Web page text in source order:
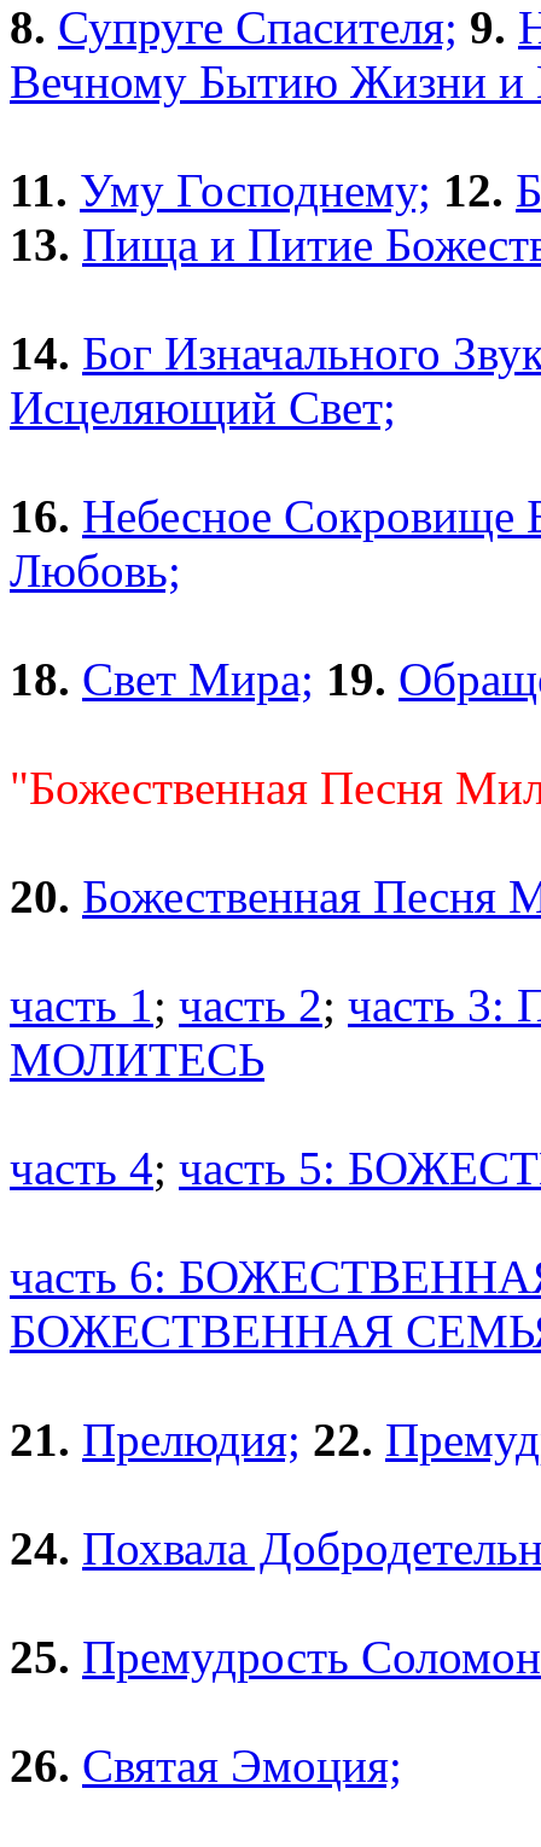
8. Супруге Спасителя; 9.
Вечному Бытию Жизни и
11. Уму Господнему; 12.
13. Пища и Питие
14. Бог Изначального
Исцеляющий Свет;
16. Небесное Сокровище
Любовь;
18. Свет Мира; 19.
"Божественная Песня
20. Божественная Песня
часть 1; часть 2; часть
МОЛИТЕСЬ
часть 4; часть 5:
часть 6:
БОЖЕСТВЕННАЯ
21. Прелюдия; 22.
24. Похвала
25. Премудрость
26. Святая Эмоция;